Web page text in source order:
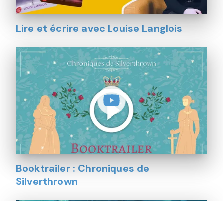
Lire et écrire avec Louise Langlois
Booktrailer : Chroniques de
Silverthrown